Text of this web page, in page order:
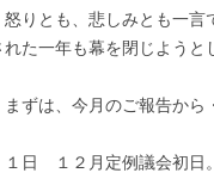
りとも、悲しみとも一言
れた一年も幕を閉じようと
ずは、今月のご報告から
日 １２月定例議会初日